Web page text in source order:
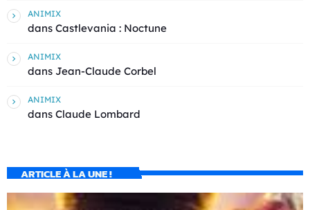
ANIMIX
dans Castlevania : Noctune
ANIMIX
dans Jean-Claude Corbel
ANIMIX
dans Claude Lombard
ARTICLE À LA UNE !